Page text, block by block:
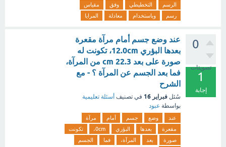
الرسم
التخطيطي وفق
مقياس
رسم
وباستخدام معادلة المرايا
0
تصويتات
1
إجابة
عند وضع جسم أمام مرآة مقعرة
بعدها البؤري 12.0cm، تكونت له
صورة على بعد cm 22.3 من المرآة،
فما بعد الجسم عن المرآة ؟ - مع
الشرح
سُئل فبراير 16 في تصنيف أسئلة تعليمية
بواسطة عبود
عند وضع جسم أمام
مرآة
مقعرة
بعدها البؤري 0cm،
تكونت
صورة
بعد المرآة، فما
الجسم